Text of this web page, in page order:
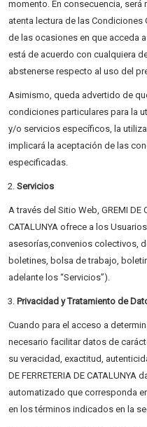
momento. En consecuencia,
atenta lectura de las Condiciones
de las ocasiones en que acceda
está de acuerdo con cualquiera
abstenerse respecto al uso del
Asimismo, queda advertido de
condiciones particulares para la
y/o servicios específicos, la
implicará la aceptación de las
especificadas.
Servicios
A través del Sitio Web, GREMI DE
CATALUNYA ofrece a los
asesorías,convenios colectivos,
boletines, bolsa de trabajo,
adelante los “Servicios”).
Privacidad y Tratamiento de
Cuando para el acceso a
necesario facilitar datos de
su veracidad, exactitud,
DE FERRETERIA DE
automatizado que corresponda
en los términos indicados en la